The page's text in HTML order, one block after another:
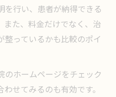
を行い、患者が納得できる
また、料金だけでなく、治
整っているかも比較のポイ
のホームページをチェック
せてみるのも有効です。